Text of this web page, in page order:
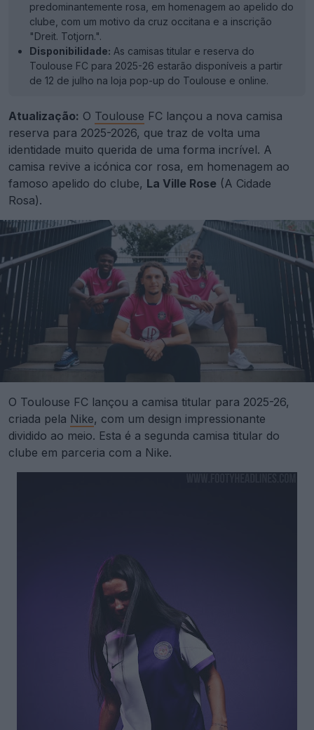
predominantemente rosa, em homenagem ao apelido do
clube, com um motivo da cruz occitana e a inscrição
"Dreit. Totjorn.".
Disponibilidade: As camisas titular e reserva do
Toulouse FC para 2025-26 estarão disponíveis a partir
de 12 de julho na loja pop-up do Toulouse e online.
Atualização: O Toulouse FC lançou a nova camisa
reserva para 2025-2026, que traz de volta uma
identidade muito querida de uma forma incrível. A
camisa revive a icónica cor rosa, em homenagem ao
famoso apelido do clube, La Ville Rose (A Cidade
Rosa).
O Toulouse FC lançou a camisa titular para 2025-26,
criada pela Nike, com um design impressionante
dividido ao meio. Esta é a segunda camisa titular do
clube em parceria com a Nike.